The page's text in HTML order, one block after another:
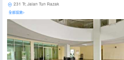
231 Tr, Jalan Tun Razak
全部設施>